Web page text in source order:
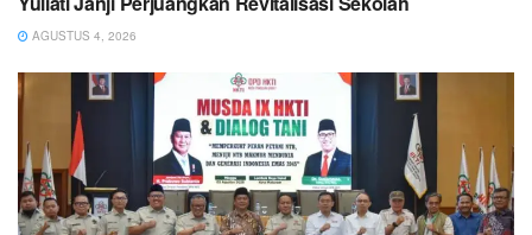
AGUSTUS 4, 2026